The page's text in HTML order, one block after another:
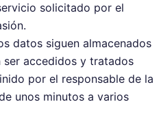
solicitado por el
datos siguen almacenados
ser accedidos y tratados
por el responsable de la
unos minutos a varios